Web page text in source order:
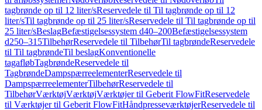
tagbrønde op til 12 liter/sReservedele til Til tagbrønde op til 12
liter/sTil tagbrønde op til 25 liter/sReservedele til Til tagbrønde op til
25 liter/sBeslagBefæstigelsessystem d40–200Befæstigelsessystem
d250–315TilbehørReservedele til TilbehørTil tagbrøndeReservedele
til Til tagbrøndeTil beslagKonventionelle
tagafløbTagbrøndeReservedele til
TagbrøndeDampspærreelementerReservedele til
DampspærreelementerTilbehørReservedele til
TilbehørVærktøjVærktøjVærktøjer til Geberit FlowFitReservedele
til Værktøjer til Geberit FlowFitHåndpresseværktøjerReservedele til